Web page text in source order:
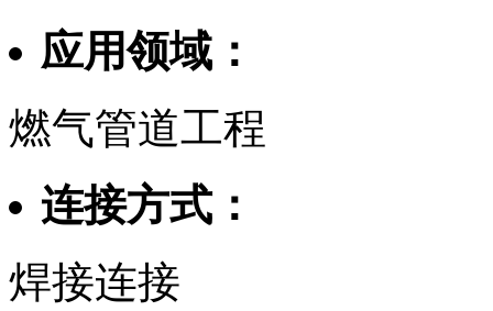
应用领域：
燃气管道工程
连接方式：
焊接连接